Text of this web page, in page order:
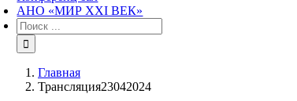
АНО «МИР XXI ВЕК»
Результат
поиска:
Главная
Трансляция23042024